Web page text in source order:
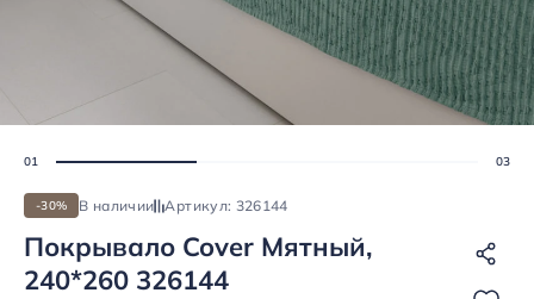
-30% В наличии Артикул: 326144
Покрывало Cover Мятный,
240*260 326144